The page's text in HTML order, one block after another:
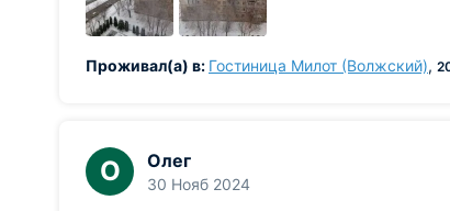
Проживал(а) в: Гостиница Милот (Волжский),
О Олег
30 Нояб 2024